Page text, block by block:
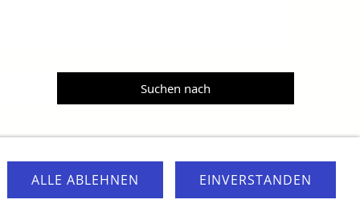
Gene Synthesis Service
Proteinexpression
Disclaimer Cookie Control Barrierefreiheit
EINVERSTANDEN
ALLE ABLEHNEN